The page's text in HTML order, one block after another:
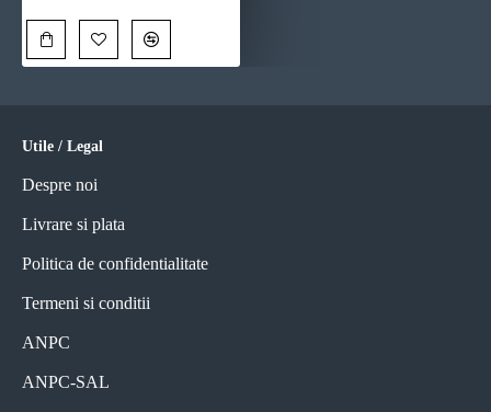
Utile / Legal
Despre noi
Livrare si plata
Politica de confidentialitate
Termeni si conditii
ANPC
ANPC-SAL